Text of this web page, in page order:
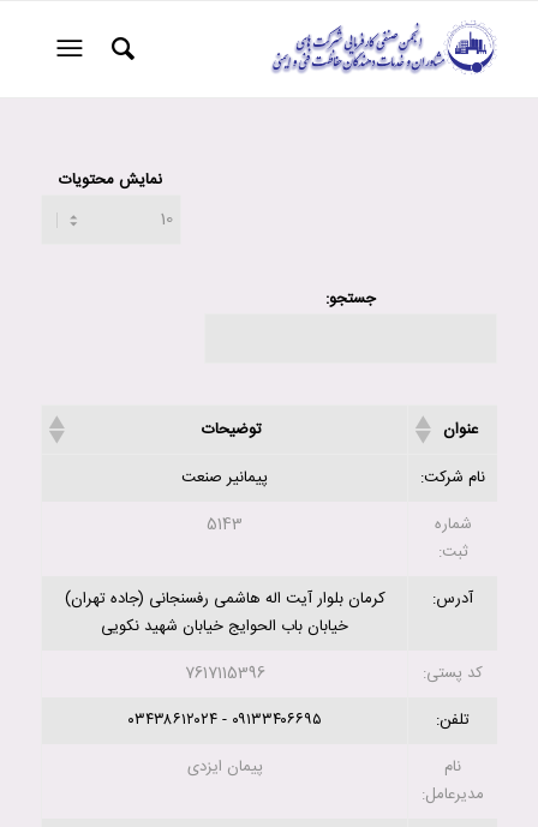
نمایش محتویات
جستجو:
عنوان
توضیحات
نام شرکت:
پیمانیر صنعت
شماره
ثبت:
5143
آدرس:
کرمان بلوار آیت اله هاشمی رفسنجانی (جاده تهران)
خیابان باب الحوایج خیابان شهید نکویی
کد پستی:
7617115396
تلفن:
۰۹۱۳۳۴۰۶۶۹۵ - ۰۳۴۳۸۶۱۲۰۲۴
نام
مدیرعامل:
پیمان ایزدی